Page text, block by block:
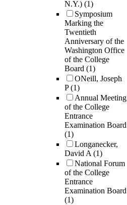
N.Y.) (1)
Symposium
Marking the
Twentieth
Anniversary of the
Washington Office
of the College
Board (1)
ONeill, Joseph
P(1)
Annual Meeting
of the College
Entrance
Examination Board
(1)
Longanecker,
David A(1)
National Forum
of the College
Entrance
Examination Board
(1)